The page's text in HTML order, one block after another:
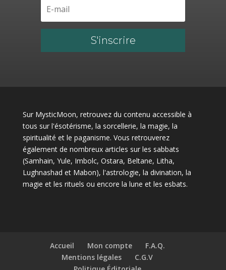
S'inscrire
Sur MysticMoon, retrouvez du contenu accessible à
tous sur l'ésotérisme, la sorcellerie, la magie, la
spiritualité et le paganisme. Vous retrouverez
également de nombreux articles sur les sabbats
(Samhain, Yule, Imbolc, Ostara, Beltane, Litha,
Lughnashad et Mabon), l'astrologie, la divination, la
magie et les rituels ou encore la lune et les esbats.
Accueil Mon compte
F.A.Q.
Mentions légales
C.G.V